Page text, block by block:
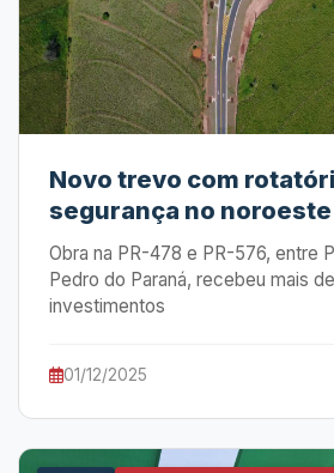
Novo trevo com
segurança no noroeste
Obra na PR-478 e PR-576, entre
Pedro do Paraná, recebeu mais
investimentos
01/12/2025